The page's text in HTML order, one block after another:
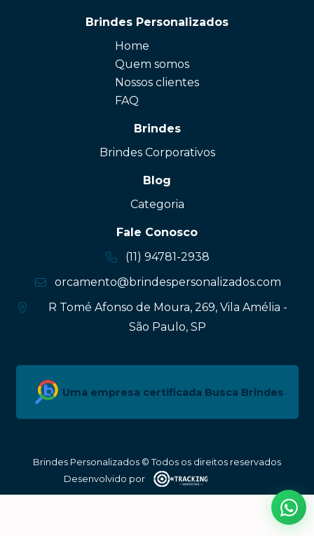
Brindes Personalizados
Home
Quem somos
Nossos clientes
FAQ
Brindes
Brindes Corporativos
Blog
Categoria
Fale Conosco
(11) 94781-2938
orcamento@brindespersonalizados.com
R Tomé Afonso de Moura, 269, Vila Amélia -
São Paulo, SP
Uma empresa certificada Busca Brindes
Brindes Personalizados © Todos os direitos reservados
Desenvolvido por